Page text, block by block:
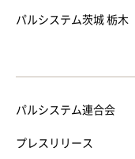
パルシステム茨城 栃木
パルシステム連合会
プレスリリース